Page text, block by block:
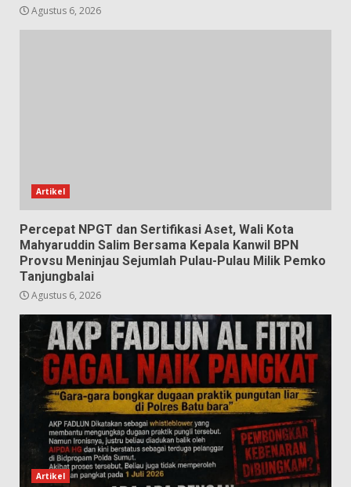
Agustus 6, 2026
Artikel
Percepat NPGT dan Sertifikasi Aset, Wali Kota
Mahyaruddin Salim Bersama Kepala Kanwil BPN
Provsu Meninjau Sejumlah Pulau-Pulau Milik Pemko
Tanjungbalai
Agustus 6, 2026
Artikel